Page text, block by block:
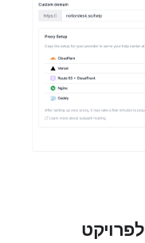
הוסף את קובץ ה-proxy לפרויקט